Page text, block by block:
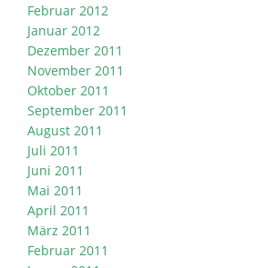
Februar 2012
Januar 2012
Dezember 2011
November 2011
Oktober 2011
September 2011
August 2011
Juli 2011
Juni 2011
Mai 2011
April 2011
März 2011
Februar 2011